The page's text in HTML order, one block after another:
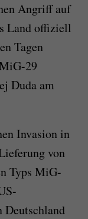
Angriff auf
Land offiziell
Tagen
29
Duda am
Invasion in
von
Typs MiG-